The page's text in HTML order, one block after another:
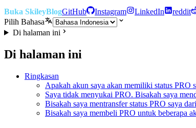
Buka SkileyBlogGitHub Instagram LinkedIn reddit
Pilih Bahasa
Di halaman ini
Di halaman ini
Ringkasan
Apakah akun saya akan memiliki status PRO
Saya tidak menyukai PRO. Bisakah saya
Bisakah saya mentransfer status PRO saya
Bisakah saya membeli PRO untuk beberapa